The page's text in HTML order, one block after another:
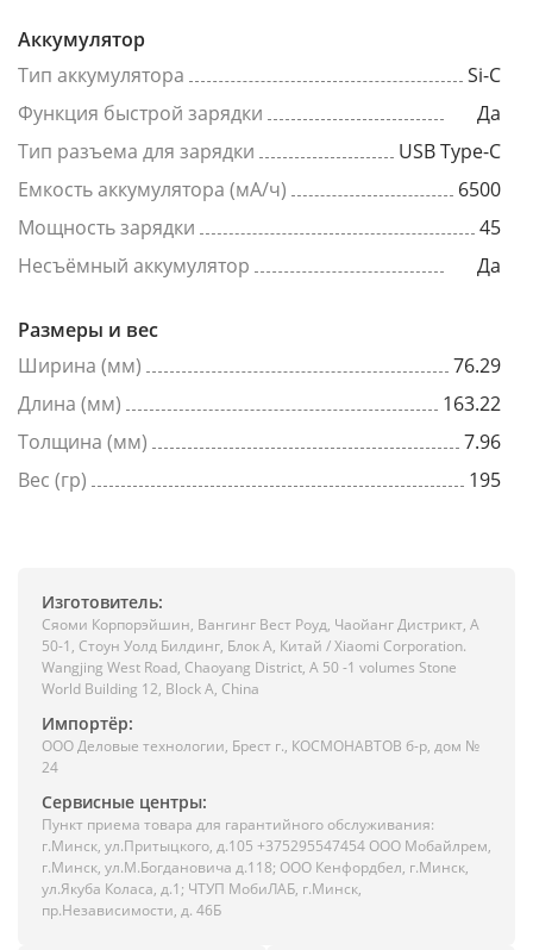
Аккумулятор
Тип аккумулятора
Si-C
Функция быстрой зарядки
Да
Тип разъема для зарядки
USB Type-C
Емкость аккумулятора (мА/ч)
6500
Мощность зарядки
45
Несъёмный аккумулятор
Да
Размеры и вес
Ширина (мм)
76.29
Длина (мм)
163.22
Толщина (мм)
7.96
Вес (гр)
195
Изготовитель:
Сяоми Корпорэйшин, Вангинг Вест Роуд, Чаойанг Дистрикт, А
50-1, Стоун Уолд Билдинг, Блок А, Китай / Xiaomi Corporation.
Wangjing West Road, Chaoyang District, A 50 -1 volumes Stone
World Building 12, Block A, China
Импортёр:
ООО Деловые технологии, Брест г., КОСМОНАВТОВ б-р, дом №
24
Сервисные центры:
Пункт приема товара для гарантийного обслуживания:
г.Минск, ул.Притыцкого, д.105 +375295547454 ООО Мобайлрем,
г.Минск, ул.М.Богдановича д.118; ООО Кенфордбел, г.Минск,
ул.Якуба Коласа, д.1; ЧТУП МобиЛАБ, г.Минск,
пр.Независимости, д. 46Б